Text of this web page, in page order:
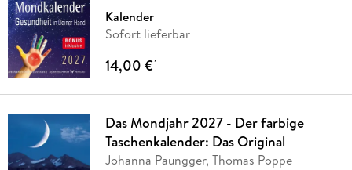
Kalender
Sofort lieferbar
14,00 €*
Das Mondjahr 2027 - Der farbige
Taschenkalender: Das Original
Johanna Paungger, Thomas Poppe